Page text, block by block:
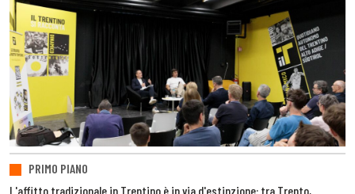
PRIMO PIANO
L'affitto tradizionale in Trentino è in via d'estinzione: tra Trento,